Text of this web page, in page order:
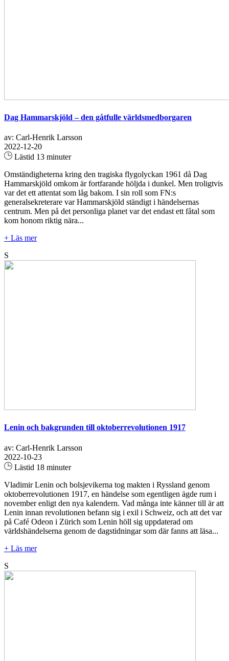
Dag Hammarskjöld – den gåtfulle världsmedborgaren
av: Carl-Henrik Larsson
2022-12-20
Lästid 13 minuter
Omständigheterna kring den tragiska flygolyckan 1961 då Dag
Hammarskjöld omkom är fortfarande höljda i dunkel. Men troligtvis
var det ett attentat som låg bakom. I sin roll som FN:s
generalsekreterare var Hammarskjöld ständigt i händelsernas
centrum. Men på det personliga planet var det endast ett fåtal som
kom honom riktig nära...
+ Läs mer
S
Lenin och bakgrunden till oktoberrevolutionen 1917
av: Carl-Henrik Larsson
2022-10-23
Lästid 18 minuter
Vladimir Lenin och bolsjevikerna tog makten i Ryssland genom
oktoberrevolutionen 1917, en händelse som egentligen ägde rum i
november enligt den nya kalendern. Vad många inte känner till är att
Lenin innan revolutionen befann sig i exil i Schweiz, och att det var
på Café Odeon i Zürich som Lenin höll sig uppdaterad om
världshändelserna genom de dagstidningar som där fanns att läsa...
+ Läs mer
S